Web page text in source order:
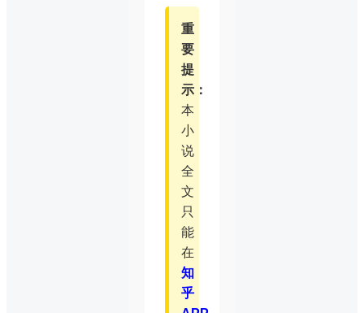
重
要
提
示：
本
小
说
全
文
只
能
在
知
乎